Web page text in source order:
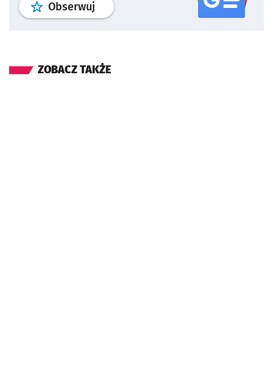
Obserwuj profil serwisu
ZOBACZ TAKŻE